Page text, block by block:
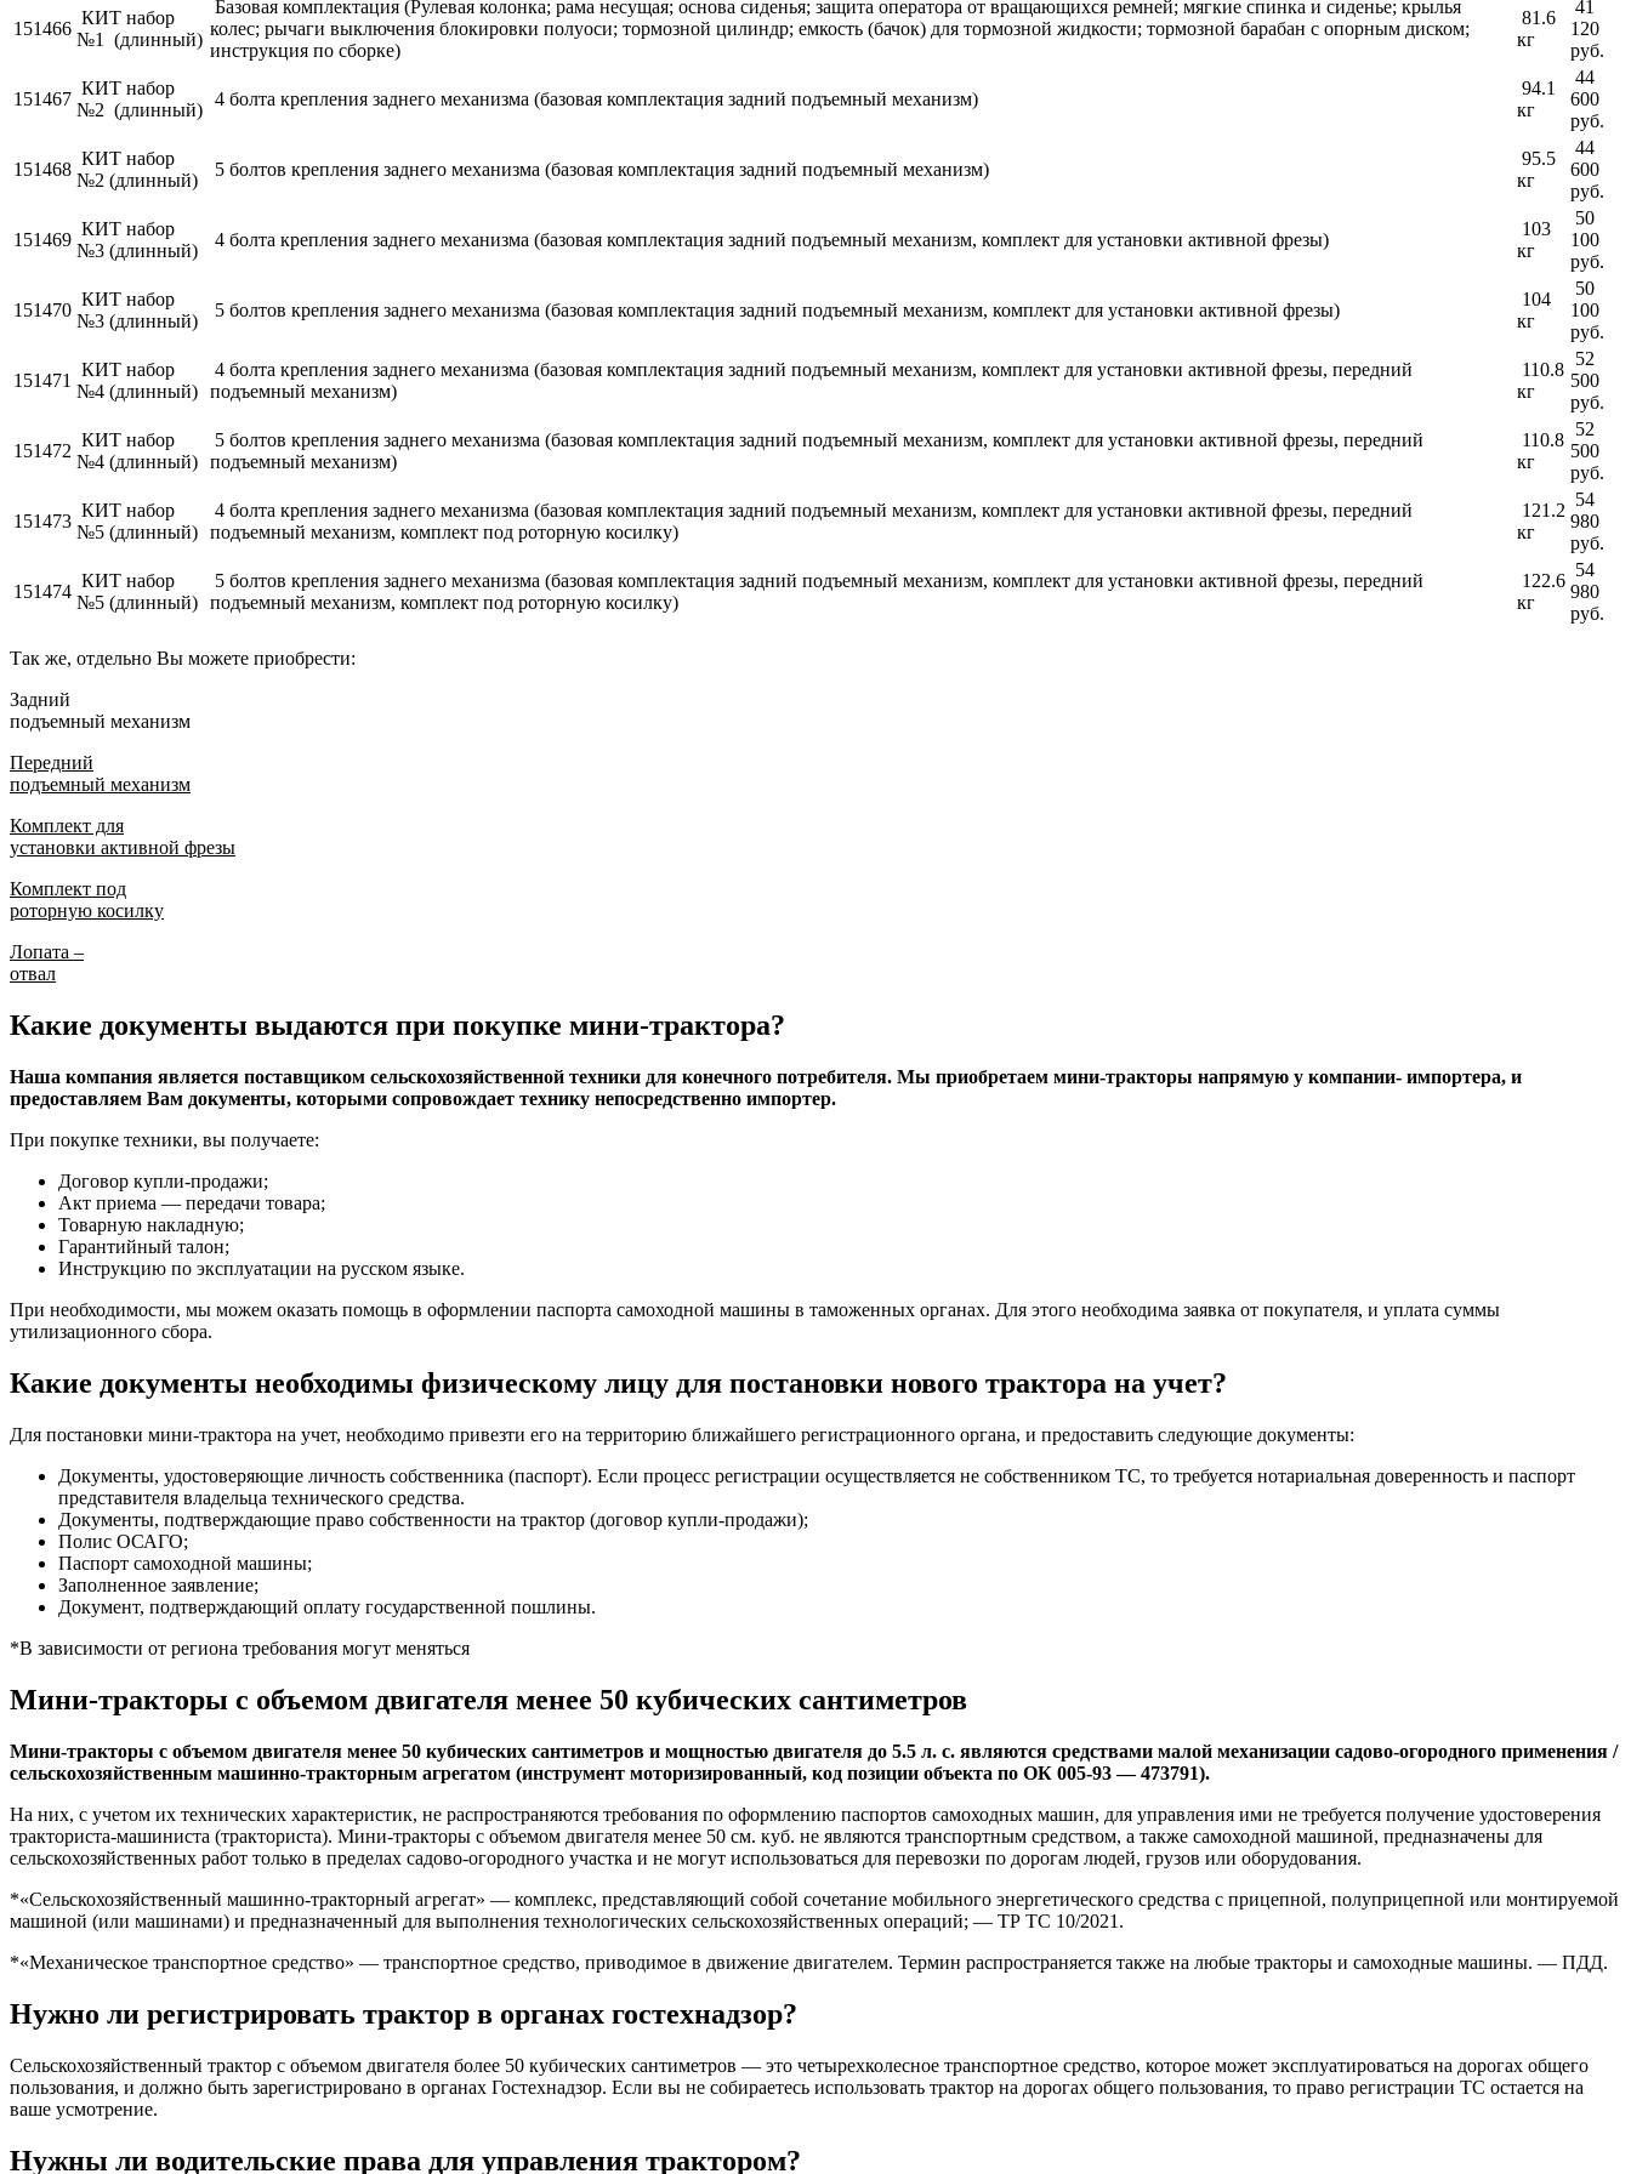
151466
КИТ набор
№1 (длинный)
Базовая комплектация (Рулевая колонка; рама несущая; основа сиденья; защита оператора от вращающихся ремней; мягкие спинка и сиденье; крылья
колес; рычаги выключения блокировки полуоси; тормозной цилиндр; емкость (бачок) для тормозной жидкости; тормозной барабан с опорным диском;
инструкция по сборке)
81.6
кг
41
120
руб.
151467
КИТ набор
№2 (длинный)
4 болта крепления заднего механизма (базовая комплектация задний подъемный механизм)
94.1
кг
44
600
руб.
151468
КИТ набор
№2 (длинный)
5 болтов крепления заднего механизма (базовая комплектация задний подъемный механизм)
95.5
кг
44
600
руб.
151469
КИТ набор
№3 (длинный)
4 болта крепления заднего механизма (базовая комплектация задний подъемный механизм, комплект для установки активной фрезы)
103
кг
50
100
руб.
151470
КИТ набор
№3 (длинный)
5 болтов крепления заднего механизма (базовая комплектация задний подъемный механизм, комплект для установки активной фрезы)
104
кг
50
100
руб.
151471
КИТ набор
№4 (длинный)
4 болта крепления заднего механизма (базовая комплектация задний подъемный механизм, комплект для установки активной фрезы, передний
подъемный механизм)
110.8
кг
52
500
руб.
151472
КИТ набор
№4 (длинный)
5 болтов крепления заднего механизма (базовая комплектация задний подъемный механизм, комплект для установки активной фрезы, передний
подъемный механизм)
110.8
кг
52
500
руб.
151473
КИТ набор
№5 (длинный)
4 болта крепления заднего механизма (базовая комплектация задний подъемный механизм, комплект для установки активной фрезы, передний
подъемный механизм, комплект под роторную косилку)
121.2
кг
54
980
руб.
151474
КИТ набор
№5 (длинный)
5 болтов крепления заднего механизма (базовая комплектация задний подъемный механизм, комплект для установки активной фрезы, передний
подъемный механизм, комплект под роторную косилку)
122.6
кг
54
980
руб.
Так же, отдельно Вы можете приобрести:
Задний
подъемный механизм
Передний
подъемный механизм
Комплект для
установки активной фрезы
Комплект под
роторную косилку
Лопата –
отвал
Какие документы выдаются при покупке мини-трактора?
Наша компания является поставщиком сельскохозяйственной техники для конечного потребителя. Мы приобретаем мини-тракторы напрямую у компании- импортера, и
предоставляем Вам документы, которыми сопровождает технику непосредственно импортер.
При покупке техники, вы получаете:
Договор купли-продажи;
Акт приема — передачи товара;
Товарную накладную;
Гарантийный талон;
Инструкцию по эксплуатации на русском языке.
При необходимости, мы можем оказать помощь в оформлении паспорта самоходной машины в таможенных органах. Для этого необходима заявка от покупателя, и уплата суммы
утилизационного сбора.
Какие документы необходимы физическому лицу для постановки нового трактора на учет?
Для постановки мини-трактора на учет, необходимо привезти его на территорию ближайшего регистрационного органа, и предоставить следующие документы:
Документы, удостоверяющие личность собственника (паспорт). Если процесс регистрации осуществляется не собственником ТС, то требуется нотариальная доверенность и паспорт
представителя владельца технического средства.
Документы, подтверждающие право собственности на трактор (договор купли-продажи);
Полис ОСАГО;
Паспорт самоходной машины;
Заполненное заявление;
Документ, подтверждающий оплату государственной пошлины.
*В зависимости от региона требования могут меняться
Мини-тракторы с объемом двигателя менее 50 кубических сантиметров
Мини-тракторы с объемом двигателя менее 50 кубических сантиметров и мощностью двигателя до 5.5 л. с. являются средствами малой механизации садово-огородного применения /
сельскохозяйственным машинно-тракторным агрегатом (инструмент моторизированный, код позиции объекта по ОК 005-93 — 473791).
На них, с учетом их технических характеристик, не распространяются требования по оформлению паспортов самоходных машин, для управления ими не требуется получение удостоверения
тракториста-машиниста (тракториста). Мини-тракторы с объемом двигателя менее 50 см. куб. не являются транспортным средством, а также самоходной машиной, предназначены для
сельскохозяйственных работ только в пределах садово-огородного участка и не могут использоваться для перевозки по дорогам людей, грузов или оборудования.
*«Сельскохозяйственный машинно-тракторный агрегат» — комплекс, представляющий собой сочетание мобильного энергетического средства с прицепной, полуприцепной или монтируемой
машиной (или машинами) и предназначенный для выполнения технологических сельскохозяйственных операций; — ТР ТС 10/2021.
*«Механическое транспортное средство» — транспортное средство, приводимое в движение двигателем. Термин распространяется также на любые тракторы и самоходные машины. — ПДД.
Нужно ли регистрировать трактор в органах гостехнадзор?
Сельскохозяйственный трактор с объемом двигателя более 50 кубических сантиметров — это четырехколесное транспортное средство, которое может эксплуатироваться на дорогах общего
пользования, и должно быть зарегистрировано в органах Гостехнадзор. Если вы не собираетесь использовать трактор на дорогах общего пользования, то право регистрации ТС остается на
ваше усмотрение.
Нужны ли водительские права для управления трактором?